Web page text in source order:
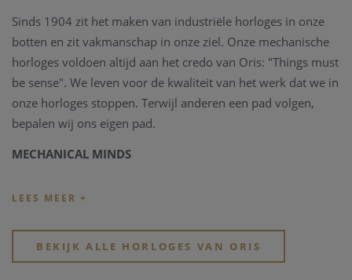
Sinds 1904 zit het maken van industriële horloges in onze
botten en zit vakmanschap in onze ziel. Onze mechanische
horloges voldoen altijd aan het credo van Oris: "Things must
be sense". We leven voor de kwaliteit van het werk dat we in
onze horloges stoppen. Terwijl anderen een pad volgen,
bepalen wij ons eigen pad.
MECHANICAL MINDS
alleen mechanische horloges maakt. Een mechanisch
generaties lang bestaan en tot ver in de toekomst zullen
voortduren.
BEKIJK ALLE HORLOGES VAN ORIS